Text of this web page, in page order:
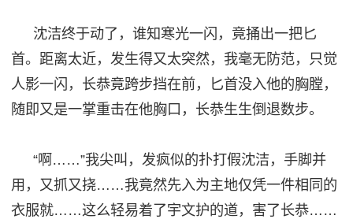
沈洁终于动了，谁知寒光一闪，竟捅出一把匕
首。距离太近，发生得又太突然，我毫无防范，只觉
人影一闪，长恭竟跨步挡在前，匕首没入他的胸膛，
随即又是一掌重击在他胸口，长恭生生倒退数步。
“啊……”我尖叫，发疯似的扑打假沈洁，手脚并
用，又抓又挠……我竟然先入为主地仅凭一件相同的
衣服就……这么轻易着了宇文护的道，害了长恭……